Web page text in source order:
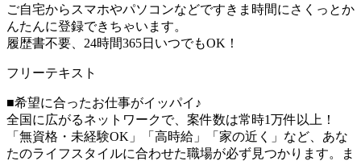
ご自宅からスマホやパソコンなどですきま時間にさくっとか
んたんに登録できちゃいます。
履歴書不要、24時間365日いつでもOK！
フリーテキスト
■希望に合ったお仕事がイッパイ♪
全国に広がるネットワークで、案件数は常時1万件以上！
「無資格・未経験OK」「高時給」「家の近く」など、あな
たのライフスタイルに合わせた職場が必ず見つかります。ま